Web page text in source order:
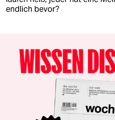
endlich bevor?